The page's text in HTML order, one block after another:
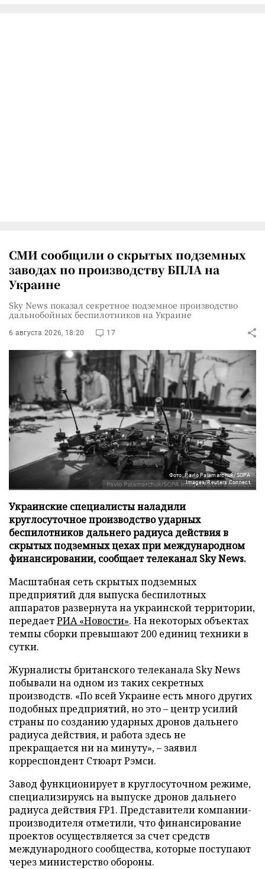
СМИ сообщили о скрытых подземных
заводах по производству БПЛА на
Украине
Sky News показал секретное подземное производство
дальнобойных беспилотников на Украине
6 августа 2026, 18:20 17
Фото: Pavlo Palamarchuk/SOPA
Images/Reuters Connect
Украинские специалисты наладили
круглосуточное производство ударных
беспилотников дальнего радиуса действия в
скрытых подземных цехах при международном
финансировании, сообщает телеканал Sky News.
Масштабная сеть скрытых подземных
предприятий для выпуска беспилотных
аппаратов развернута на украинской территории,
передаетРИА «Новости». На некоторых объектах
темпы сборки превышают 200 единиц техники в
сутки.
Журналисты британского телеканала Sky News
побывали на одном из таких секретных
производств. «По всей Украине есть много других
подобных предприятий, но это – центр усилий
страны по созданию ударных дронов дальнего
радиуса действия, и работа здесь не
прекращается ни на минуту», – заявил
корреспондент Стюарт Рэмси.
Завод функционирует в круглосуточном режиме,
специализируясь на выпуске дронов дальнего
радиуса действия FP1. Представители компании-
производителя отметили, что финансирование
проектов осуществляется за счет средств
международного сообщества, которые поступают
через министерство обороны.